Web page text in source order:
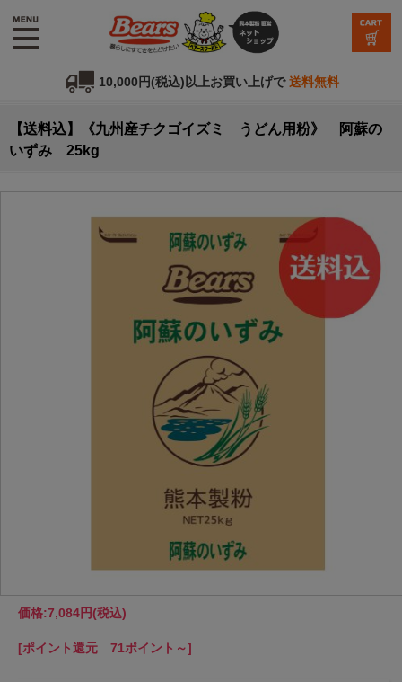
10,000円(税込)以上お買い上げで送料無料
【送料込】《九州産チクゴイズミ うどん用粉》 阿蘇の
いずみ 25kg
価格:7,084円(税込)
[ポイント還元 71ポイント～]